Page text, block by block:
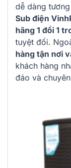
dễ dàng
Sub điện
hãng 1 đổi 1
tuyệt đối.
hàng tận nơi
khách hàng
đáo và